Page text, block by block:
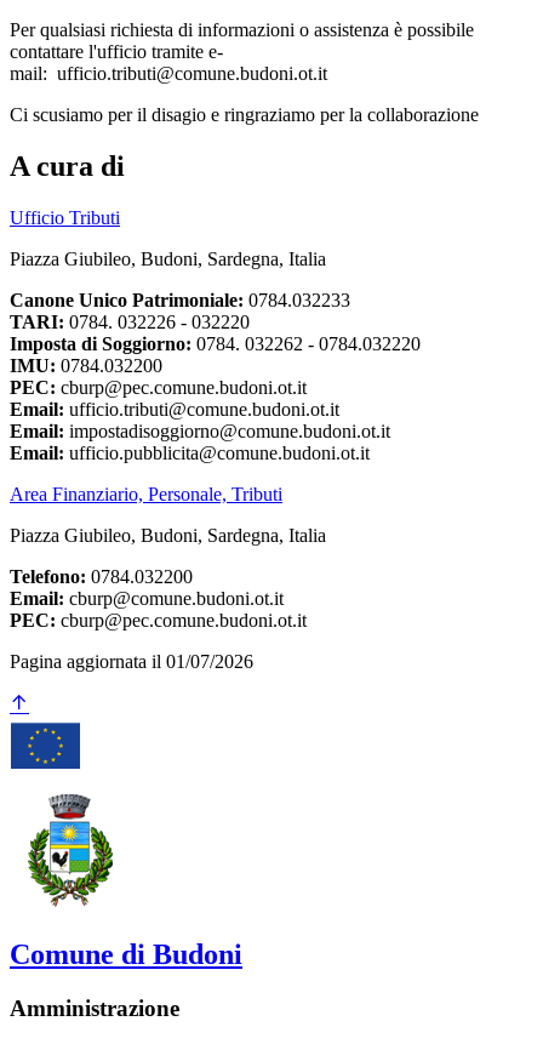
Per qualsiasi richiesta di informazioni o assistenza è possibile
contattare l'ufficio tramite e-
mail: ufficio.tributi@comune.budoni.ot.it
Ci scusiamo per il disagio e ringraziamo per la collaborazione
A cura di
Ufficio Tributi
Piazza Giubileo, Budoni, Sardegna, Italia
Canone Unico Patrimoniale: 0784.032233
TARI: 0784. 032226 - 032220
Imposta di Soggiorno: 0784. 032262 - 0784.032220
IMU: 0784.032200
PEC: cburp@pec.comune.budoni.ot.it
Email: ufficio.tributi@comune.budoni.ot.it
Email: impostadisoggiorno@comune.budoni.ot.it
Email: ufficio.pubblicita@comune.budoni.ot.it
Area Finanziario, Personale, Tributi
Piazza Giubileo, Budoni, Sardegna, Italia
Telefono: 0784.032200
Email: cburp@comune.budoni.ot.it
PEC: cburp@pec.comune.budoni.ot.it
Pagina aggiornata il 01/07/2026
Comune di Budoni
Amministrazione